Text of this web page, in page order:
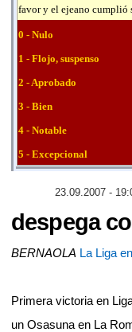
favor y el ejeano cumplió
0 - Nulo
1 - Flojo, suspenso
2 - Aprobado
3 - Bien
4 - Notable
5 - Excepcional
23.09.2007 -
despega
BERNAOLA La Liga
Primera victoria en
un Osasuna en La